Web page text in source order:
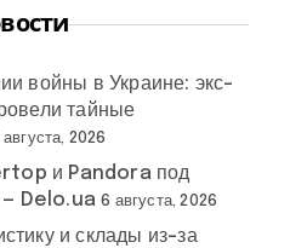
войны в Украине: экс-
тайные
августа, 2026
и Pandora под
— Delo.ua 6 августа, 2026
и склады из-за